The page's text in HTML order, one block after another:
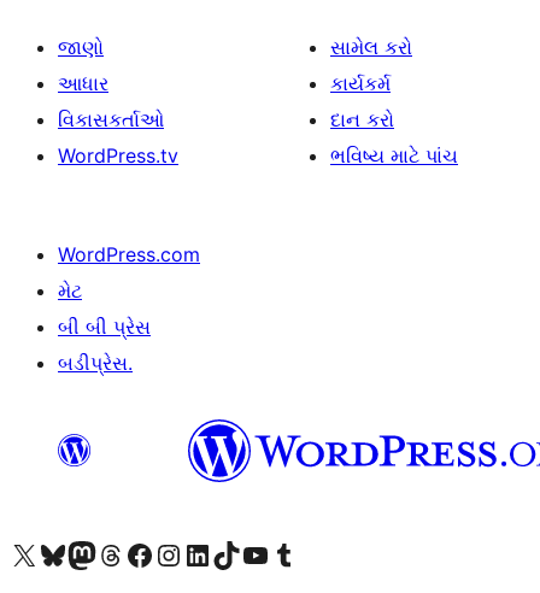
જાણો
આધાર
વિકાસકર્તાઓ
WordPress.tv
સામેલ કરો
કાર્યકર્મ
દાન કરો
ભવિષ્ય માટે પાંચ
WordPress.com
મેટ
બી બી પ્રેસ
બડીપ્રેસ.
અમારા X (અગાઉ ટ્વિટર) એકાઉન્ટની મુલાકાત લોઅમારા Bluesky એકાઉન્ટની મુલાકાત લોઅમારા માસ્ટોડોન એકાઉન્ટની મુલાકાત લોઅમારા Threads એકાઉન્ટની મુલાકાત લો અમારા ફેસબુક પેજની મુલાકાત લોઅમારા ઇન્સ્ટાગ્રામ એકાઉન્ટની મુલાકાત લો અમારા LinkedIn એકાઉન્ટની મુલાકાત લોઅમારા TikTok એકાઉન્ટની મુલાકાત લોઅમારી YouTube ચેનલની મુલાકાત લો અમારા Tumblr એકાઉન્ટની મુલાકાત લો